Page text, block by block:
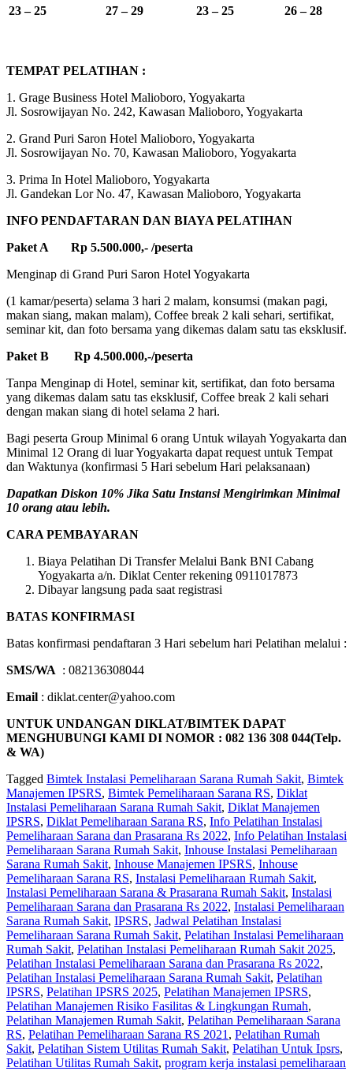
23 – 25 27 – 29 23 – 25 26 – 28
TEMPAT PELATIHAN :
1. Grage Business Hotel Malioboro, Yogyakarta
Jl. Sosrowijayan No. 242, Kawasan Malioboro, Yogyakarta
2. Grand Puri Saron Hotel Malioboro, Yogyakarta
Jl. Sosrowijayan No. 70, Kawasan Malioboro, Yogyakarta
3. Prima In Hotel Malioboro, Yogyakarta
Jl. Gandekan Lor No. 47, Kawasan Malioboro, Yogyakarta
INFO PENDAFTARAN DAN BIAYA PELATIHAN
Paket A Rp 5.500.000,- /peserta
Menginap di Grand Puri Saron Hotel Yogyakarta
(1 kamar/peserta) selama 3 hari 2 malam, konsumsi (makan pagi,
makan siang, makan malam), Coffee break 2 kali sehari, sertifikat,
seminar kit, dan foto bersama yang dikemas dalam satu tas eksklusif.
Paket B Rp 4.500.000,-/peserta
Tanpa Menginap di Hotel, seminar kit, sertifikat, dan foto bersama
yang dikemas dalam satu tas eksklusif, Coffee break 2 kali sehari
dengan makan siang di hotel selama 2 hari.
Bagi peserta Group Minimal 6 orang Untuk wilayah Yogyakarta dan
Minimal 12 Orang di luar Yogyakarta dapat request untuk Tempat
dan Waktunya (konfirmasi 5 Hari sebelum Hari pelaksanaan)
Dapatkan Diskon 10% Jika Satu Instansi Mengirimkan Minimal
10 orang atau lebih.
CARA PEMBAYARAN
Biaya Pelatihan Di Transfer Melalui Bank BNI Cabang
Yogyakarta a/n. Diklat Center rekening 0911017873
Dibayar langsung pada saat registrasi
BATAS KONFIRMASI
Batas konfirmasi pendaftaran 3 Hari sebelum hari Pelatihan melalui :
SMS/WA : 082136308044
Email : diklat.center@yahoo.com
UNTUK UNDANGAN DIKLAT/BIMTEK DAPAT
MENGHUBUNGI KAMI DI NOMOR : 082 136 308 044(Telp.
& WA)
Tagged Bimtek Instalasi Pemeliharaan Sarana Rumah Sakit, Bimtek
Manajemen IPSRS, Bimtek Pemeliharaan Sarana RS, Diklat
Instalasi Pemeliharaan Sarana Rumah Sakit, Diklat Manajemen
IPSRS, Diklat Pemeliharaan Sarana RS, Info Pelatihan Instalasi
Pemeliharaan Sarana dan Prasarana Rs 2022, Info Pelatihan Instalasi
Pemeliharaan Sarana Rumah Sakit, Inhouse Instalasi Pemeliharaan
Sarana Rumah Sakit, Inhouse Manajemen IPSRS, Inhouse
Pemeliharaan Sarana RS, Instalasi Pemeliharaan Rumah Sakit,
Instalasi Pemeliharaan Sarana & Prasarana Rumah Sakit, Instalasi
Pemeliharaan Sarana dan Prasarana Rs 2022, Instalasi Pemeliharaan
Sarana Rumah Sakit, IPSRS, Jadwal Pelatihan Instalasi
Pemeliharaan Sarana Rumah Sakit, Pelatihan Instalasi Pemeliharaan
Rumah Sakit, Pelatihan Instalasi Pemeliharaan Rumah Sakit 2025,
Pelatihan Instalasi Pemeliharaan Sarana dan Prasarana Rs 2022,
Pelatihan Instalasi Pemeliharaan Sarana Rumah Sakit, Pelatihan
IPSRS, Pelatihan IPSRS 2025, Pelatihan Manajemen IPSRS,
Pelatihan Manajemen Risiko Fasilitas & Lingkungan Rumah,
Pelatihan Manajemen Rumah Sakit, Pelatihan Pemeliharaan Sarana
RS, Pelatihan Pemeliharaan Sarana RS 2021 , Pelatihan Rumah
Sakit‎, Pelatihan Sistem Utilitas Rumah Sakit, Pelatihan Untuk Ipsrs,
Pelatihan Utilitas Rumah Sakit, program kerja instalasi pemeliharaan